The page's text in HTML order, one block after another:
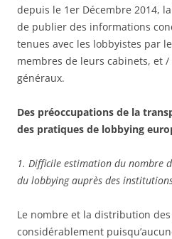
depuis le 1er Décembre 2014,
de publier des informations
tenues avec les lobbyistes par
membres de leurs cabinets, et
généraux.
Des préoccupations de la
des pratiques de lobbying
1. Difficile estimation du nombre
du lobbying auprès des
Le nombre et la distribution
considérablement